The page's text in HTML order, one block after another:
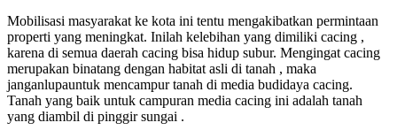
Mobilisasi masyarakat ke kota ini tentu mengakibatkan permintaan
properti yang meningkat. Inilah kelebihan yang dimiliki cacing ,
karena di semua daerah cacing bisa hidup subur. Mengingat cacing
merupakan binatang dengan habitat asli di tanah , maka
janganlupauntuk mencampur tanah di media budidaya cacing.
Tanah yang baik untuk campuran media cacing ini adalah tanah
yang diambil di pinggir sungai .